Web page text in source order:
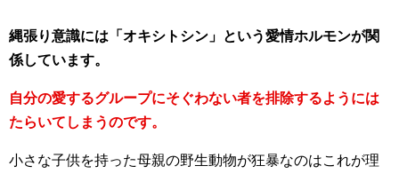
縄張り意識には「オキシトシン」という愛情ホルモンが関
係しています。
自分の愛するグループにそぐわない者を排除するようには
たらいてしまうのです。
小さな子供を持った母親の野生動物が狂暴なのはこれが理